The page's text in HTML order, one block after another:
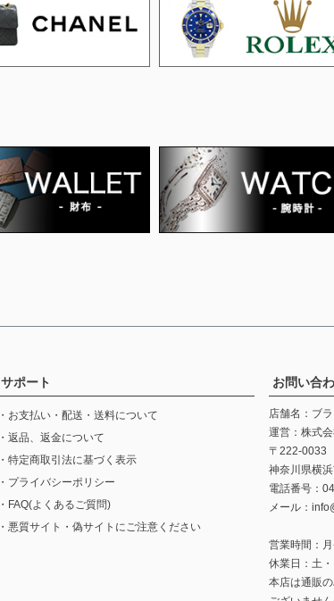
サポート
・お支払い・配送・送料について
・返品、返金について
・特定商取引法に基づく表示
・プライバシーポリシー
・FAQ(よくあるご質問)
・悪質サイト・偽サイトにご注意ください
お問い合
店舗名：ブ
運営：株式
〒222-0033
神奈川県横
電話番号：
メール：
営業時間：
休業日：土
本店は通販